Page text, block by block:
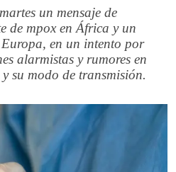
un mensaje de
de mpox en África y un
en un intento por
alarmistas y rumores en
su modo de transmisión.